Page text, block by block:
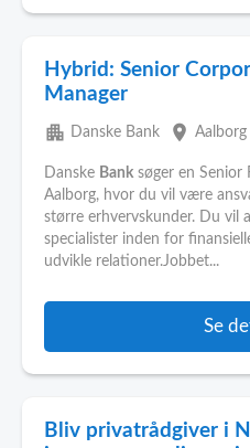
Hybrid: Senior
Manager
apartment Danske Bank place Aalborg
Danske Bank søger en Senior
Aalborg, hvor du vil være
større erhvervskunder. Du vil
specialister inden for
udvikle relationer.Jobbet...
Se
Bliv privatrådgiver i